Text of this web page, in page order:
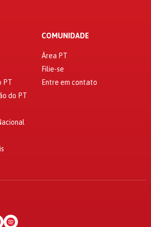
PT
do PT
COMUNIDADE
Área PT
Filie-se
Entre em contato